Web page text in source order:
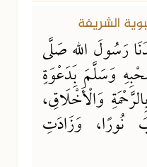
رَسُولَ اللهِ صَلَّى
وَسَلَّمَ بِدَعْوَةٍ
وَالْأَخْلَاقِ،
نُورًا، وَزَادَتِ